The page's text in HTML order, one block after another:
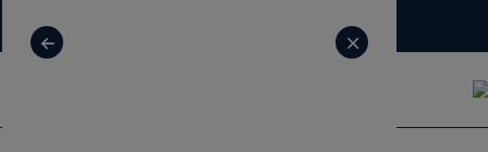
sklep@decoratore.pl